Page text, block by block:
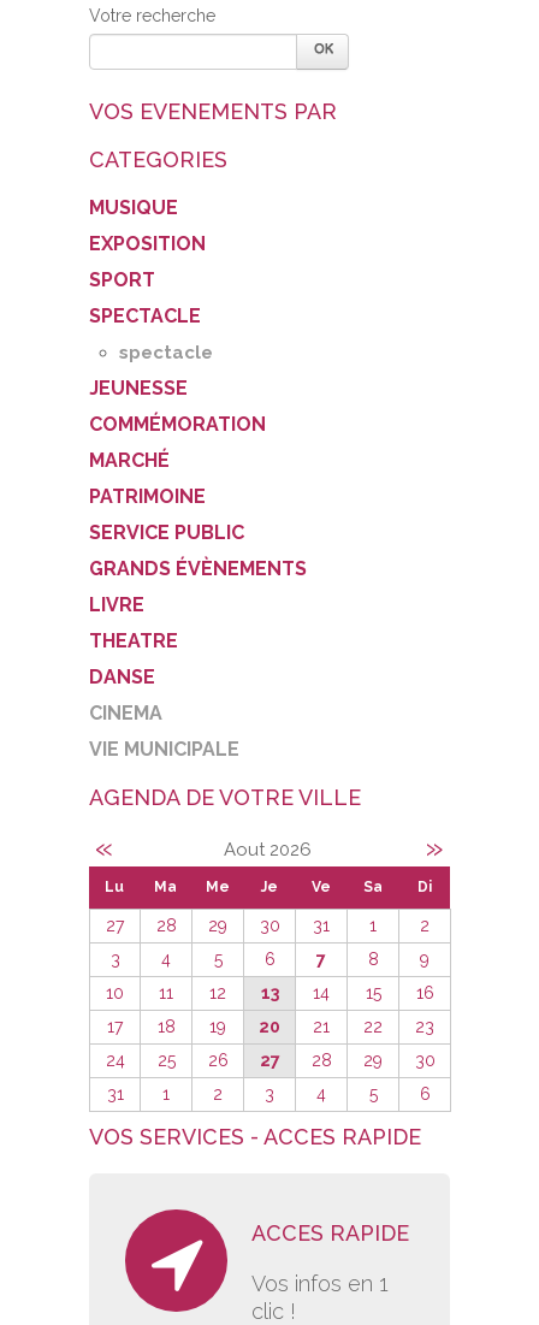
Votre recherche
VOS EVENEMENTS PAR
CATEGORIES
MUSIQUE
EXPOSITION
SPORT
SPECTACLE
spectacle
JEUNESSE
COMMÉMORATION
MARCHÉ
PATRIMOINE
SERVICE PUBLIC
GRANDS ÉVÈNEMENTS
LIVRE
THEATRE
DANSE
CINEMA
VIE MUNICIPALE
AGENDA DE VOTRE VILLE
« Aout 2026 »
Lu Ma Me Je Ve Sa Di
27 28 29 30 31 1
2
3
4 5 6 7 8
9
10
11 12 13 14 15
16
17
18 19 20 21 22
23
24
25 26 27 28 29
30
31
1 2 3 4 5 6
VOS SERVICES - ACCES RAPIDE
ACCES RAPIDE
Vos infos en 1
clic !